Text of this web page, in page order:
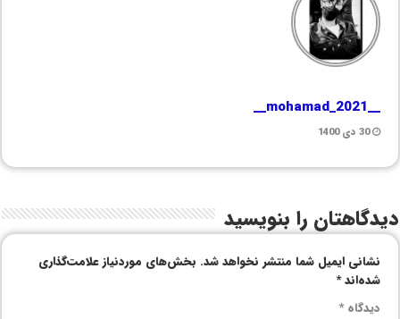
__mohamad_2021__
30 دی 1400
دیدگاهتان را بنویسید
نشانی ایمیل شما منتشر نخواهد شد. بخش‌های موردنیاز علامت‌گذاری
شده‌اند*
دیدگاه*